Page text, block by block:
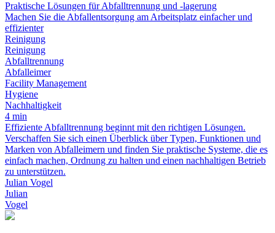
Praktische Lösungen für Abfalltrennung und -lagerung
Machen Sie die Abfallentsorgung am Arbeitsplatz einfacher und
effizienter
Reinigung
Reinigung
Abfalltrennung
Abfalleimer
Facility Management
Hygiene
Nachhaltigkeit
4 min
Effiziente Abfalltrennung beginnt mit den richtigen Lösungen.
Verschaffen Sie sich einen Überblick über Typen, Funktionen und
Marken von Abfalleimern und finden Sie praktische Systeme, die es
einfach machen, Ordnung zu halten und einen nachhaltigen Betrieb
zu unterstützen.
Julian Vogel
Julian
Vogel